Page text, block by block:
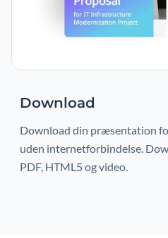
Download
Download din præsentation
uden internetforbindelse.
PDF, HTML5 og video.